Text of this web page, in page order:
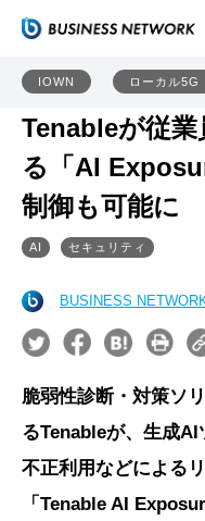
IOWN ローカル5G
Tenableが従
る「AI
制御も可能に
AI セキュリティ
BUSINESS
脆弱性診断・対策ソ
るTenableが、生成AI
不正利用などによる
「Tenable AI